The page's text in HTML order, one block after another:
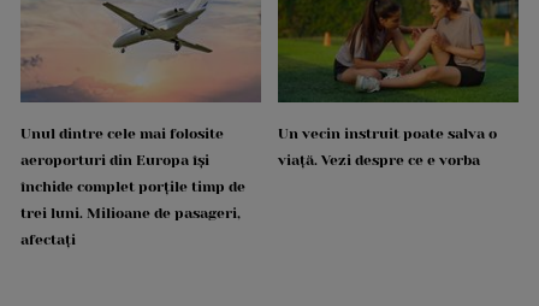
Unul dintre cele mai folosite
aeroporturi din Europa își
închide complet porțile timp de
trei luni. Milioane de pasageri,
afectați
Un vecin instruit poate salva o
viață. Vezi despre ce e vorba